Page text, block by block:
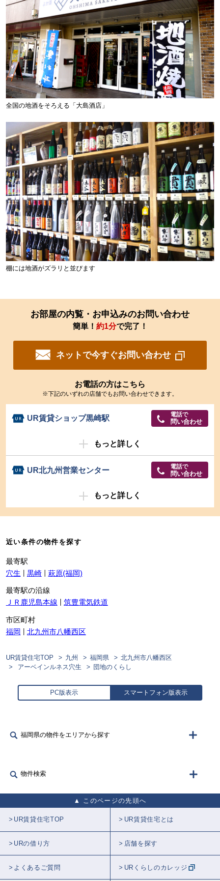
全国の地酒をそろえる「大島酒店」
棚には地酒がズラリと並びます
お部屋の内覧・お申込みのお問い合わせ
簡単！ 約1分で完了！
ネットで今すぐお問い合わせ
お電話の方はこちら
※下記のいずれの店舗でもお問い合わせできます。
UR賃貸ショップ黒崎駅 電話で
問い合わせ
もっと詳しく
UR北九州営業センター 電話で
問い合わせ
もっと詳しく
近い条件の物件を探す
最寄駅
穴生
黒崎 萩原(福岡)
最寄駅の沿線
ＪＲ鹿児島本線
筑豊電気鉄道
市区町村
福岡
北九州市八幡西区
UR賃貸住宅TOP 九州 福岡県
北九州市八幡西区
アーベインルネス穴生
団地のくらし
PC版表示 スマートフォン版表示
福岡県の物件をエリアから探す
物件検索
このページの先頭へ
UR賃貸住宅TOP UR賃貸住宅とは
URの借り方 店舗を探す
よくあるご質問 URくらしのカレッジ